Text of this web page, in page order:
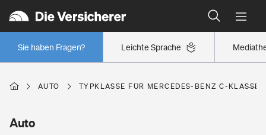
Leichte Sprache
Sie haben Fragen?
Wer versichert was: Jetzt Versicherer finden
Regionalklassen: So ist Ihre Region eingestuft
Wer versichert was: Jetzt Versicherer finden
AUTO TYPKLASSE FÜR MERCEDES-BENZ C-
Auto